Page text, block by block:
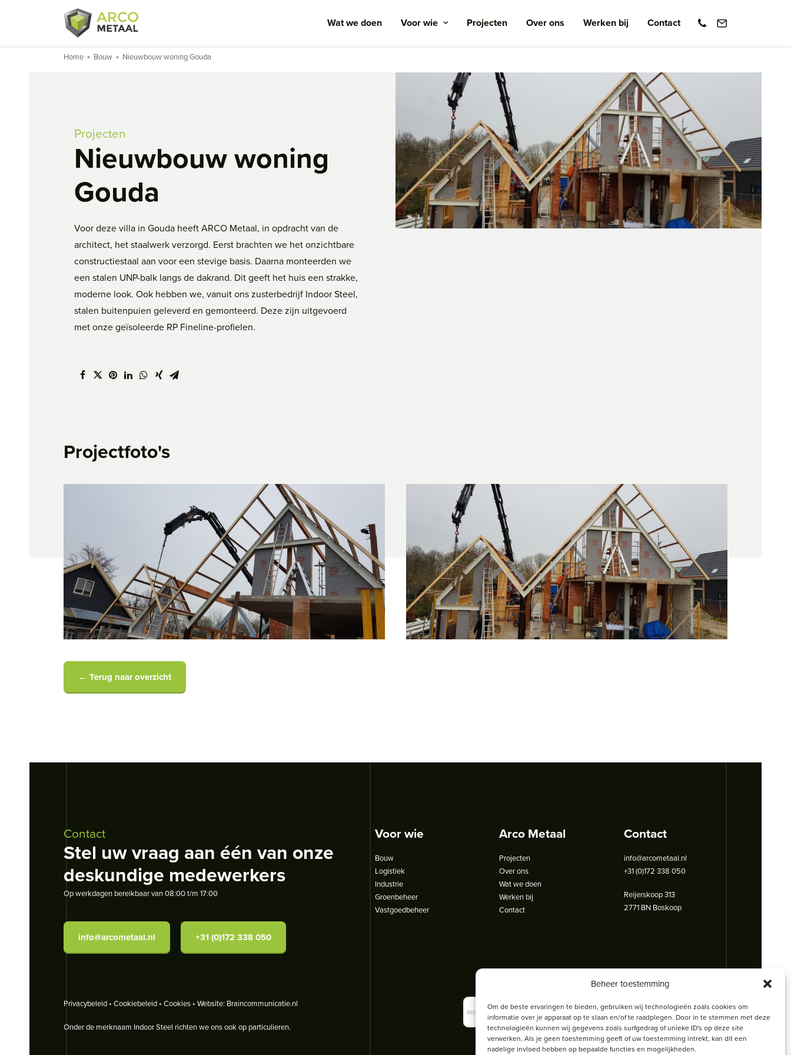
Beheer toestemming
Om de beste ervaringen te bieden, gebruiken wij technologieën zoals cookies om
informatie over je apparaat op te slaan en/of te raadplegen. Door in te stemmen met deze
technologieën kunnen wij gegevens zoals surfgedrag of unieke ID's op deze site
verwerken. Als je geen toestemming geeft of uw toestemming intrekt, kan dit een
nadelige invloed hebben op bepaalde functies en mogelijkheden.
Wat we doen Voor wie Projecten Over ons Werken bij Contact
Home Bouw Nieuwbouw woning Gouda
Projecten
Nieuwbouw woning
Gouda
Voor deze villa in Gouda heeft ARCO Metaal, in opdracht van de
architect, het staalwerk verzorgd. Eerst brachten we het onzichtbare
constructiestaal aan voor een stevige basis. Daarna monteerden we
een stalen UNP-balk langs de dakrand. Dit geeft het huis een strakke,
moderne look. Ook hebben we, vanuit ons zusterbedrijf Indoor Steel,
stalen buitenpuien geleverd en gemonteerd. Deze zijn uitgevoerd
met onze geïsoleerde RP Fineline-profielen.
Projectfoto's
← Terug naar overzicht
Contact
Stel uw vraag aan één van onze
deskundige medewerkers
Op werkdagen bereikbaar van 08:00 t/m 17:00
info@arcometaal.nl +31 (0)172 338 050
Voor wie
Bouw
Logistiek
Industrie
Groenbeheer
Vastgoedbeheer
Arco Metaal
Projecten
Over ons
Wat we doen
Werken bij
Contact
Contact
info@arcometaal.nl
+31 (0)172 338 050
Reijerskoop 313
2771 BN Boskoop
Privacybeleid • Cookiebeleid • Cookies • Website: Braincommunicatie.nl
Onder de merknaam Indoor Steel richten we ons ook op particulieren.